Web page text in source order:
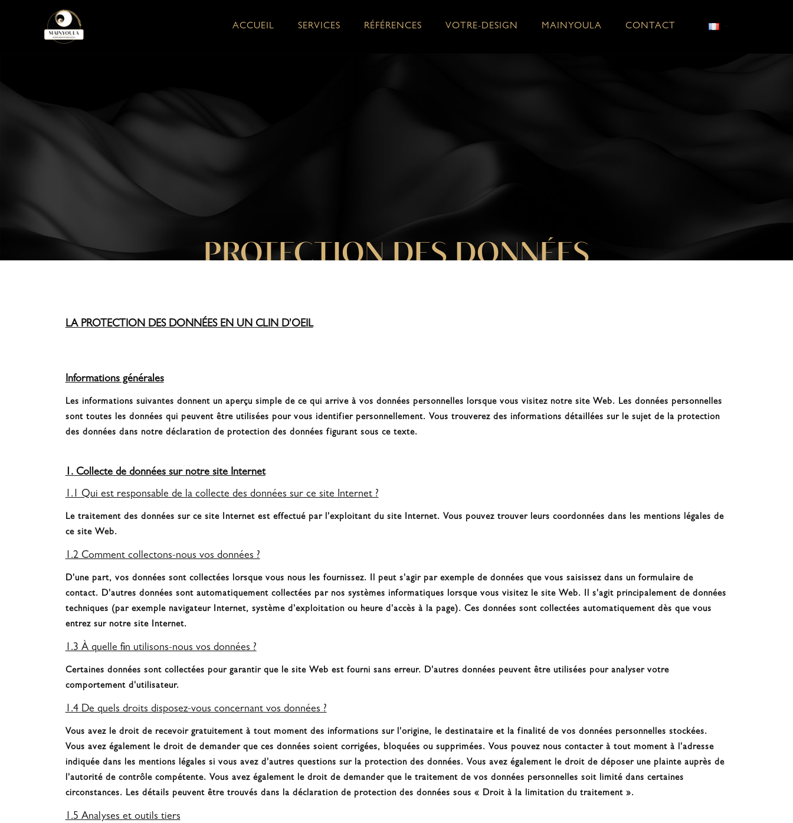
ACCUEIL SERVICES RÉFÉRENCES VOTRE-DESIGN MAINYOULA CONTACT
PROTECTION DES DONNÉES
LA PROTECTION DES DONNÉES EN UN CLIN D'OEIL
Informations générales
Les informations suivantes donnent un aperçu simple de ce qui arrive à vos données personnelles lorsque vous visitez notre site Web. Les données personnelles
sont toutes les données qui peuvent être utilisées pour vous identifier personnellement. Vous trouverez des informations détaillées sur le sujet de la protection
des données dans notre déclaration de protection des données figurant sous ce texte.
1. Collecte de données sur notre site Internet
1.1 Qui est responsable de la collecte des données sur ce site Internet ?
Le traitement des données sur ce site Internet est effectué par l'exploitant du site Internet. Vous pouvez trouver leurs coordonnées dans les mentions légales de
ce site Web.
1.2 Comment collectons-nous vos données ?
D'une part, vos données sont collectées lorsque vous nous les fournissez. Il peut s'agir par exemple de données que vous saisissez dans un formulaire de
contact. D'autres données sont automatiquement collectées par nos systèmes informatiques lorsque vous visitez le site Web. Il s'agit principalement de données
techniques (par exemple navigateur Internet, système d'exploitation ou heure d'accès à la page). Ces données sont collectées automatiquement dès que vous
entrez sur notre site Internet.
1.3 À quelle fin utilisons-nous vos données ?
Certaines données sont collectées pour garantir que le site Web est fourni sans erreur. D'autres données peuvent être utilisées pour analyser votre
comportement d'utilisateur.
1.4 De quels droits disposez-vous concernant vos données ?
Vous avez le droit de recevoir gratuitement à tout moment des informations sur l'origine, le destinataire et la finalité de vos données personnelles stockées.
Vous avez également le droit de demander que ces données soient corrigées, bloquées ou supprimées. Vous pouvez nous contacter à tout moment à l'adresse
indiquée dans les mentions légales si vous avez d'autres questions sur la protection des données. Vous avez également le droit de déposer une plainte auprès de
l'autorité de contrôle compétente. Vous avez également le droit de demander que le traitement de vos données personnelles soit limité dans certaines
circonstances. Les détails peuvent être trouvés dans la déclaration de protection des données sous « Droit à la limitation du traitement ».
1.5 Analyses et outils tiers